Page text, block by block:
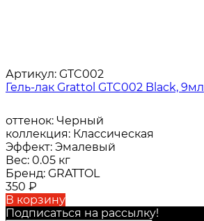
Артикул: GTC002
Гель-лак Grattol GTC002 Black, 9мл
оттенок: Черный
коллекция: Классическая
Эффект: Эмалевый
Вес: 0.05 кг
Бренд: GRATTOL
350 ₽
В корзину
Подписаться на рассылкy!